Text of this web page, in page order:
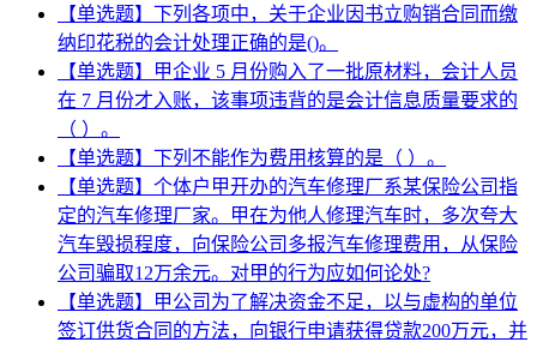
【单选题】下列各项中，关于企业因书立购销合同而缴
纳印花税的会计处理正确的是()。
【单选题】甲企业 5 月份购入了一批原材料，会计人员
在 7 月份才入账，该事项违背的是会计信息质量要求的
（ ）。
【单选题】下列不能作为费用核算的是（ ）。
【单选题】个体户甲开办的汽车修理厂系某保险公司指
定的汽车修理厂家。甲在为他人修理汽车时，多次夸大
汽车毁损程度，向保险公司多报汽车修理费用，从保险
公司骗取12万余元。对甲的行为应如何论处?
【单选题】甲公司为了解决资金不足，以与虚构的单位
签订供货合同的方法，向银行申请获得贷款200万元，并